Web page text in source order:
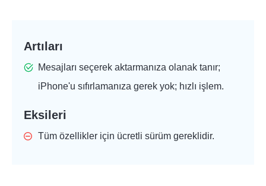
Artıları
Mesajları seçerek aktarmanıza olanak tanır;
iPhone'u sıfırlamanıza gerek yok; hızlı işlem.
Eksileri
Tüm özellikler için ücretli sürüm gereklidir.